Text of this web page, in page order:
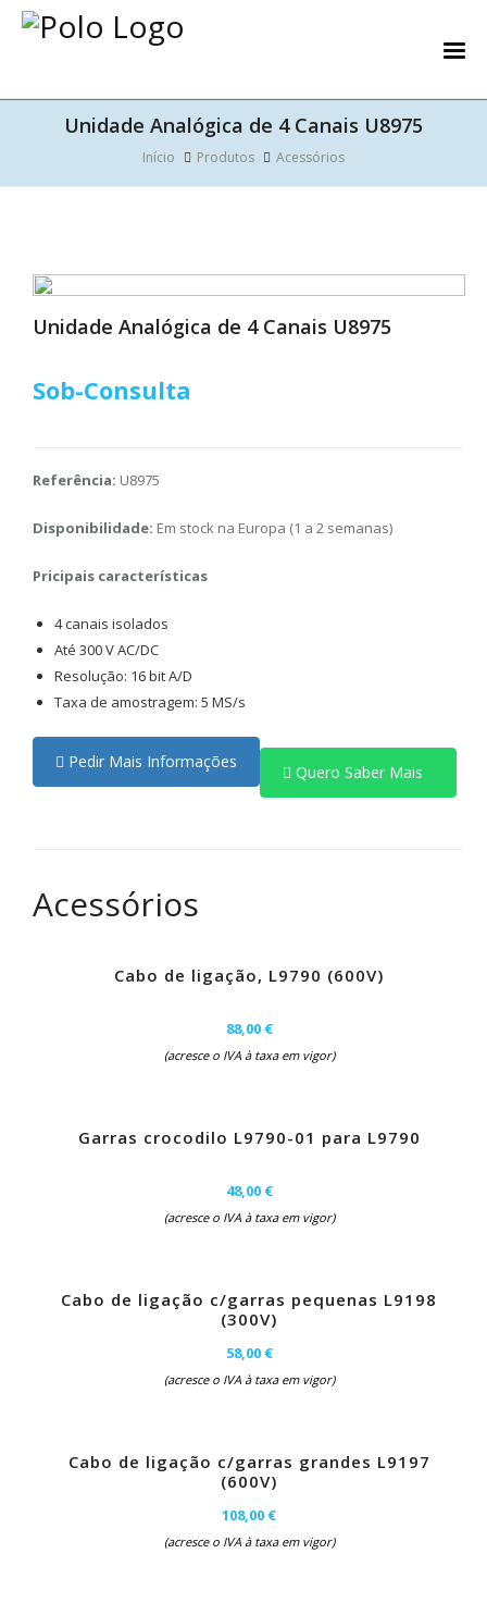
Unidade Analógica de 4 Canais U8975
Início Produtos Acessórios
Unidade Analógica de 4 Canais U8975
Sob-Consulta
Referência: U8975
Disponibilidade: Em stock na Europa (1 a 2 semanas)
Pricipais características
4 canais isolados
Até 300 V AC/DC
Resolução: 16 bit A/D
Taxa de amostragem: 5 MS/s
Pedir Mais Informações
Quero Saber Mais
Acessórios
Cabo de ligação, L9790 (600V)
88,00 €
(acresce o IVA à taxa em vigor)
Garras crocodilo L9790-01 para L9790
48,00 €
(acresce o IVA à taxa em vigor)
Cabo de ligação c/garras pequenas L9198
(300V)
58,00 €
(acresce o IVA à taxa em vigor)
Cabo de ligação c/garras grandes L9197
(600V)
108,00 €
(acresce o IVA à taxa em vigor)